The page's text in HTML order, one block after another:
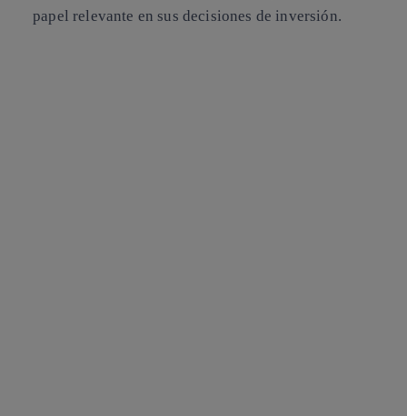
papel relevante en sus decisiones de inversión.